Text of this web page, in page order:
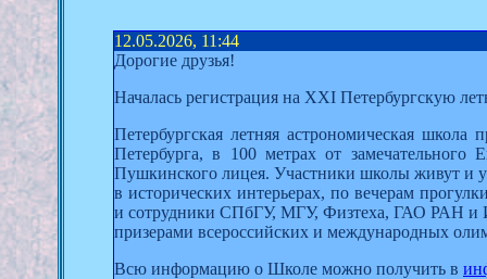
12.05.2026, 11:44
Дорогие друзья!
Началась регистрация на XXI Петербургскую
Петербургская летняя астрономическая
Петербурга, в 100 метрах от
Пушкинского лицея. Участники школы живут и
в исторических интерьерах, по вечерам
и сотрудники СПбГУ, МГУ, Физтеха, ГАО РАН и
призерами всероссийских и международных
Всю информацию о Школе можно получить в